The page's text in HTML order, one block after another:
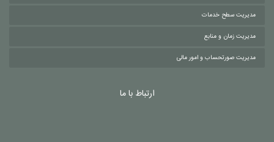
مدیریت سطح خدمات
مدیریت زمان و منابع
مدیریت صورتحساب و امور مالی
ارتباط با ما